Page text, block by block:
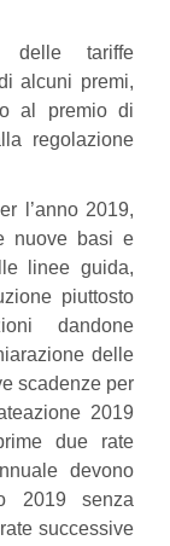
delle tariffe
alcuni premi,
al premio di
regolazione
l’anno 2019,
nuove basi e
linee guida,
piuttosto
dandone
delle
scadenze per
2019
due rate
devono
2019 senza
successive